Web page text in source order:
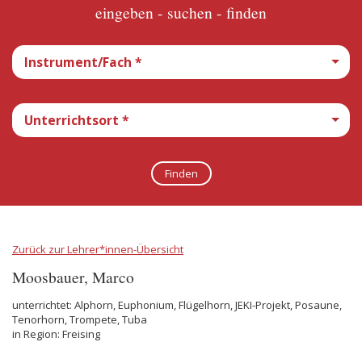
eingeben - suchen - finden
Zurück zur Lehrer*innen-Übersicht
Moosbauer, Marco
unterrichtet: Alphorn, Euphonium, Flügelhorn, JEKI-Projekt, Posaune,
Tenorhorn, Trompete, Tuba
in Region: Freising